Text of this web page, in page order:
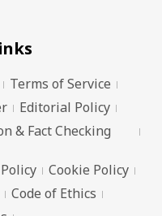
Terms of Service
Editorial Policy
& Fact Checking
Cookie Policy
Code of Ethics